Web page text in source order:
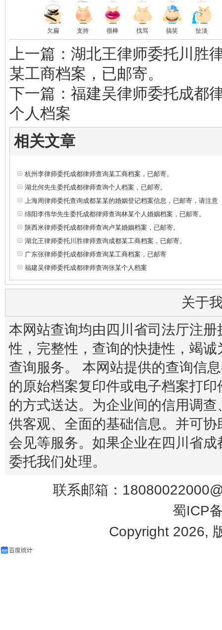
欠扁 支持 很棒 找骂 搞笑 扯淡
上一篇：湖北王律师委托川胜
某工商档案，已邮寄。
下一篇：福建吴律师委托成都
个人档案
相关文章
杭州李律师委托成都律师查询某工商档案，已邮寄。
湖北何先生委托成都律师查询个人档案，已邮寄。
上海周律师委托查询成都某某的婚姻登记档案信息，已邮寄，请注意
绵阳李伟华先生委托成都律师查询林某个人婚姻档案，已邮寄。
陕西米律师委托成都律师查询卢某婚姻档案，已邮寄。
湖北王律师委托川胜律师查询成都某工商档案，已邮寄。
广东张律师委托成都律师查询某工商档案，已邮寄
福建吴律师委托成都律师查询张某个人档案
关于
本网站查询均由四川省司法厅注
性，完整性，查询的快捷性，竭
查询服务。 本网站提供的查询信
的原始档案复印件或电子档案打
的方式送达。为企业间的信用调
供客观、全面的基础信息。并可
会见等服务。如果企业在四川省
委托我们处理。
联系邮箱：
蜀ICP
Copyright 2026,